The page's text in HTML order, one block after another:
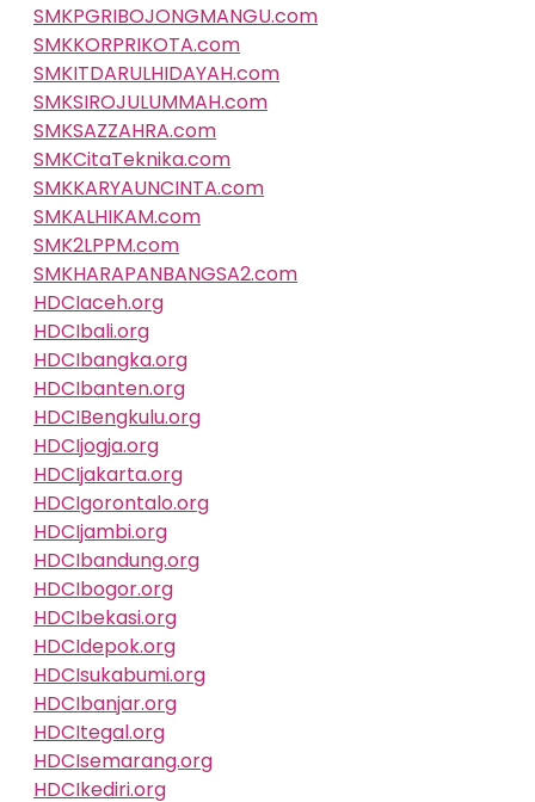
SMKPGRIBOJONGMANGU.com
SMKKORPRIKOTA.com
SMKITDARULHIDAYAH.com
SMKSIROJULUMMAH.com
SMKSAZZAHRA.com
SMKCitaTeknika.com
SMKKARYAUNCINTA.com
SMKALHIKAM.com
SMK2LPPM.com
SMKHARAPANBANGSA2.com
HDCIaceh.org
HDCIbali.org
HDCIbangka.org
HDCIbanten.org
HDCIBengkulu.org
HDCIjogja.org
HDCIjakarta.org
HDCIgorontalo.org
HDCIjambi.org
HDCIbandung.org
HDCIbogor.org
HDCIbekasi.org
HDCIdepok.org
HDCIsukabumi.org
HDCIbanjar.org
HDCItegal.org
HDCIsemarang.org
HDCIkediri.org